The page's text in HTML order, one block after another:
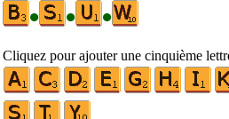
•
• •
Cliquez pour ajouter une cinquième